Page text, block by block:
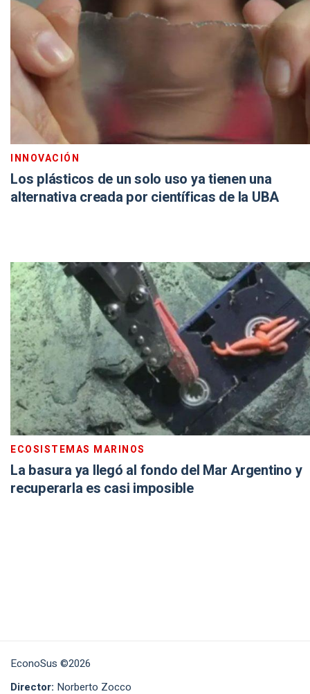
INNOVACIÓN
Los plásticos de un solo uso ya tienen una
alternativa creada por científicas de la UBA
ECOSISTEMAS MARINOS
La basura ya llegó al fondo del Mar Argentino y
recuperarla es casi imposible
EconoSus ©2026
Director: Norberto Zocco